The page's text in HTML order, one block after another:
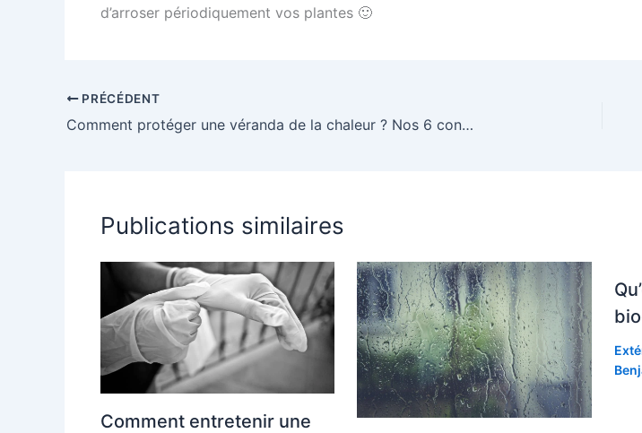
d’arroser périodiquement vos plantes 🙂
PRÉCÉDENT
Comment protéger une véranda de la chaleur ? Nos 6 conseils
Publications similaires
Comment entretenir une